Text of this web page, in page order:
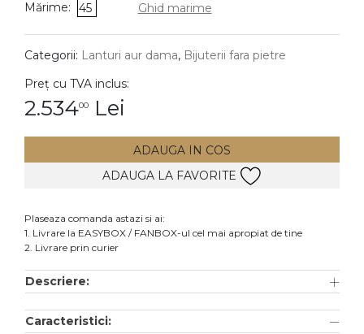
DIAMANTE Vezi toate
Cercei
Accesorii
Aur alb
Mărime: 45 Ghid marime
Categorii: Lanturi aur dama, Bijuterii fara pietre
Preț cu TVA inclus:
2.53400 Lei
ADAUGA IN COS
ADAUGA LA FAVORITE
Plaseaza comanda astazi si ai:
1. Livrare la EASYBOX / FANBOX-ul cel mai apropiat de tine
2. Livrare prin curier
Descriere:
Caracteristici: